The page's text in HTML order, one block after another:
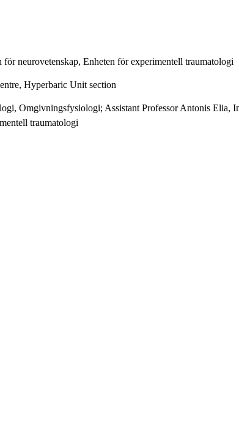
neurovetenskap, Enheten för experimentell traumatologi
Hyperbaric Unit section
Omgivningsfysiologi; Assistant Professor Antonis Elia,
traumatologi